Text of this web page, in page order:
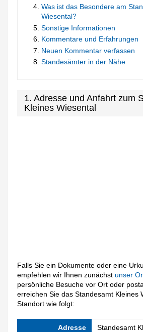
Was ist das Besondere am
Wiesental?
Sonstige Informationen
Kommentare und Erfahrungen
Neuen Kommentar verfassen
Standesämter in der Nähe
1. Adresse und Anfahrt zum
Kleines Wiesental
Falls Sie ein Dokumente oder eine
empfehlen wir Ihnen zunächstunser
persönliche Besuche vor Ort oder
erreichen Sie das Standesamt Kleines
Standort wie folgt:
Adresse Standesamt